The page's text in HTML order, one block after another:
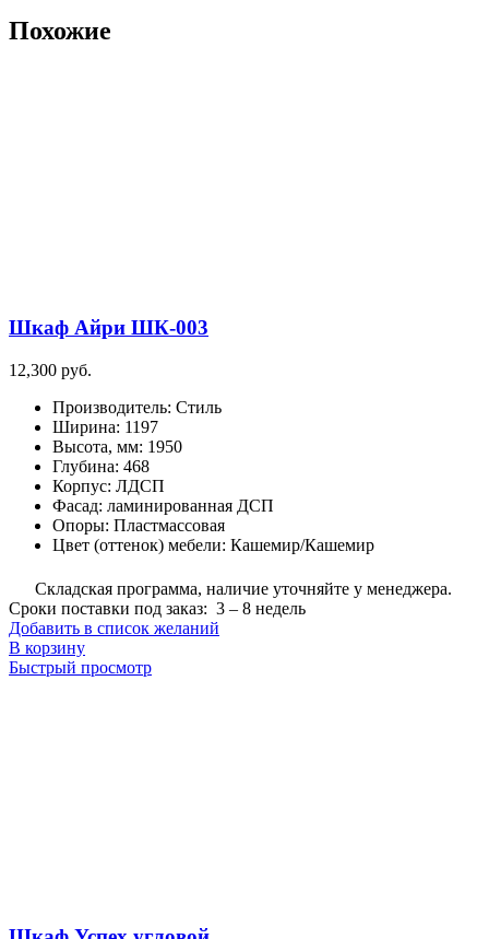
Похожие
Шкаф Айри ШК-003
12,300 руб.
Производитель: Стиль
Ширина: 1197
Высота, мм: 1950
Глубина: 468
Корпус: ЛДСП
Фасад: ламинированная ДСП
Опоры: Пластмассовая
Цвет (оттенок) мебели: Кашемир/Кашемир
Складская программа, наличие уточняйте у менеджера.
Сроки поставки под заказ: 3 – 8 недель
Добавить в список желаний
В корзину
Быстрый просмотр